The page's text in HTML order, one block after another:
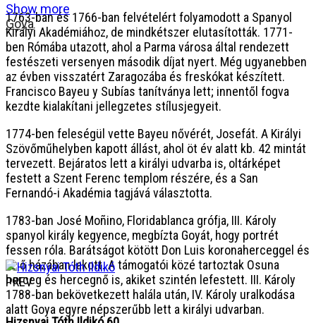
1763-ban és 1766-ban felvételért folyamodott a Spanyol
Királyi Akadémiához, de mindkétszer elutasították. 1771-
ben Rómába utazott, ahol a Parma városa által rendezett
festészeti versenyen második díjat nyert. Még ugyanebben
az évben visszatért Zaragozába és freskókat készített.
Francisco Bayeu y Subías tanítványa lett; innentől fogva
kezdte kialakítani jellegzetes stílusjegyeit.
1774-ben feleségül vette Bayeu nővérét, Josefát. A Királyi
Szövőműhelyben kapott állást, ahol öt év alatt kb. 42 mintát
tervezett. Bejáratos lett a királyi udvarba is, oltárképet
festett a Szent Ferenc templom részére, és a San
Fernandó-i Akadémia tagjává választotta.
1783-ban José Moñino, Floridablanca grófja, III. Károly
spanyol király kegyence, megbízta Goyát, hogy portrét
fessen róla. Barátságot kötött Don Luis koronaherceggel és
az ő házában lakott. A támogatói közé tartoztak Osuna
herceg és hercegnő is, akiket szintén lefestett. III. Károly
1788-ban bekövetkezett halála után, IV. Károly uralkodása
alatt Goya egyre népszerűbb lett a királyi udvarban.
Show more
Goya
PREV